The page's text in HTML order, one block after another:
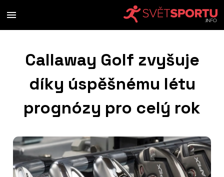
Callaway Golf zvyšuje
díky úspěšnému létu
prognózy pro celý rok